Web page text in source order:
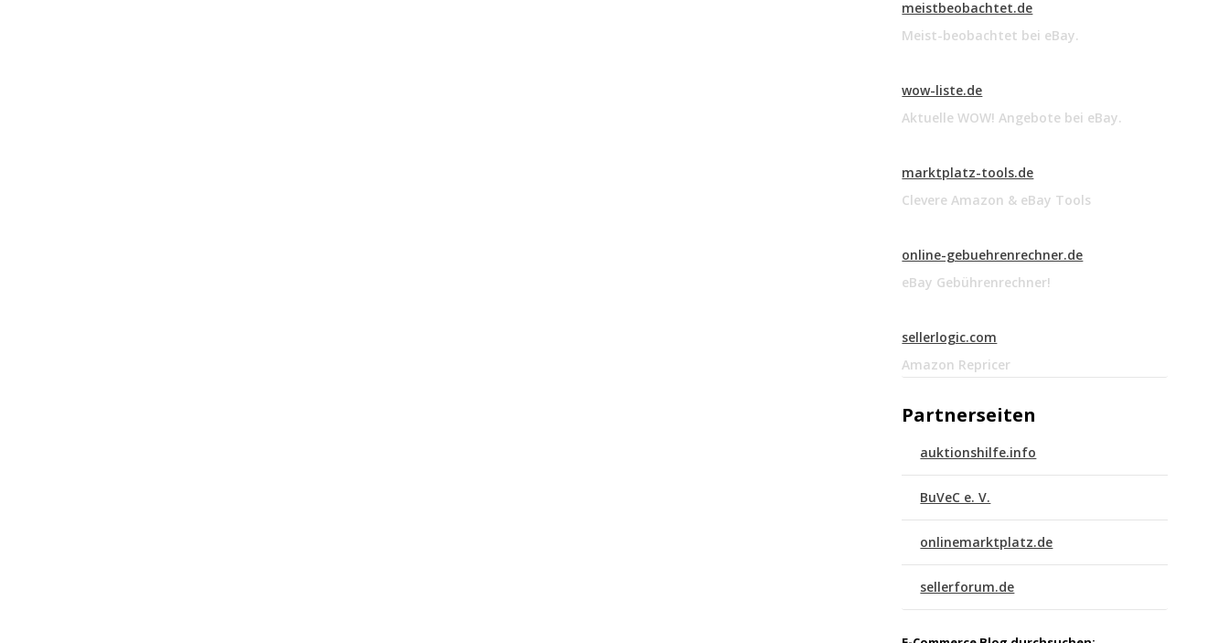
meistbeobachtet.de
Meist-beobachtet bei eBay.
wow-liste.de
Aktuelle WOW! Angebote bei eBay.
marktplatz-tools.de
Clevere Amazon & eBay Tools
online-gebuehrenrechner.de
eBay Gebührenrechner!
sellerlogic.com
Amazon Repricer
Partnerseiten
auktionshilfe.info
BuVeC e. V.
onlinemarktplatz.de
sellerforum.de